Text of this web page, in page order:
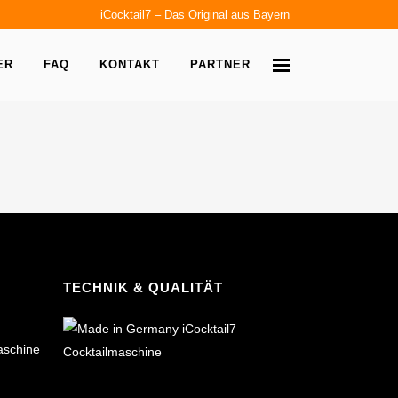
iCocktail7 – Das Original aus Bayern
FAQ KONTAKT PARTNER
TECHNIK & QUALITÄT